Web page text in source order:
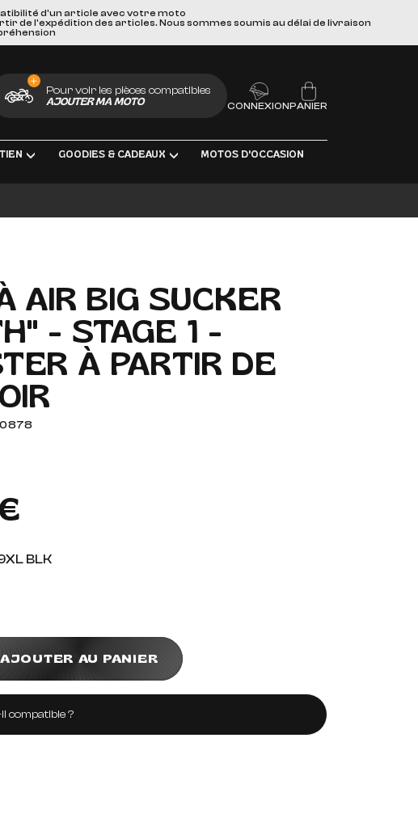
d'un article avec votre moto
de l'expédition des articles. Nous sommes soumis au délai de livraison
Pour voir les pièces compatibles
AJOUTER MA MOTO
CONNEXIONPANIER
ET LUBRIFIANTS
GOODIES & CADEAUX MOTOS D'OCCASION
AIR BIG SUCKER
- STAGE 1 -
À PARTIR DE
BLK
AJOUTER AU PANIER
compatible ?